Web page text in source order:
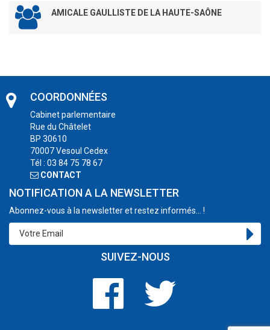
AMICALE GAULLISTE DE LA HAUTE-SAÔNE
COORDONNÉES
Cabinet parlementaire
Rue du Châtelet
BP 30610
70007 Vesoul Cedex
Tél : 03 84 75 78 67
CONTACT
NOTIFICATION A LA NEWSLETTER
Abonnez-vous à la newsletter et restez informés... !
SUIVEZ-NOUS